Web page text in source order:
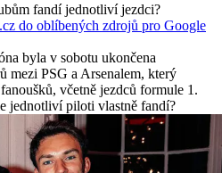
fandí jednotliví jezdci?
do oblíbených zdrojů pro Google
byla v sobotu ukončena
mezi PSG a Arsenalem, který
včetně jezdců formule 1.
jednotliví piloti vlastně fandí?